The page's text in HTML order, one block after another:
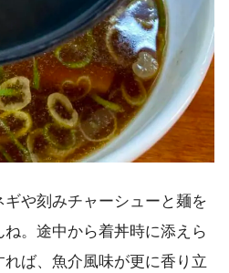
や刻みチャーシューと麺を
。途中から着丼時に添えら
ば、魚介風味が更に香り立